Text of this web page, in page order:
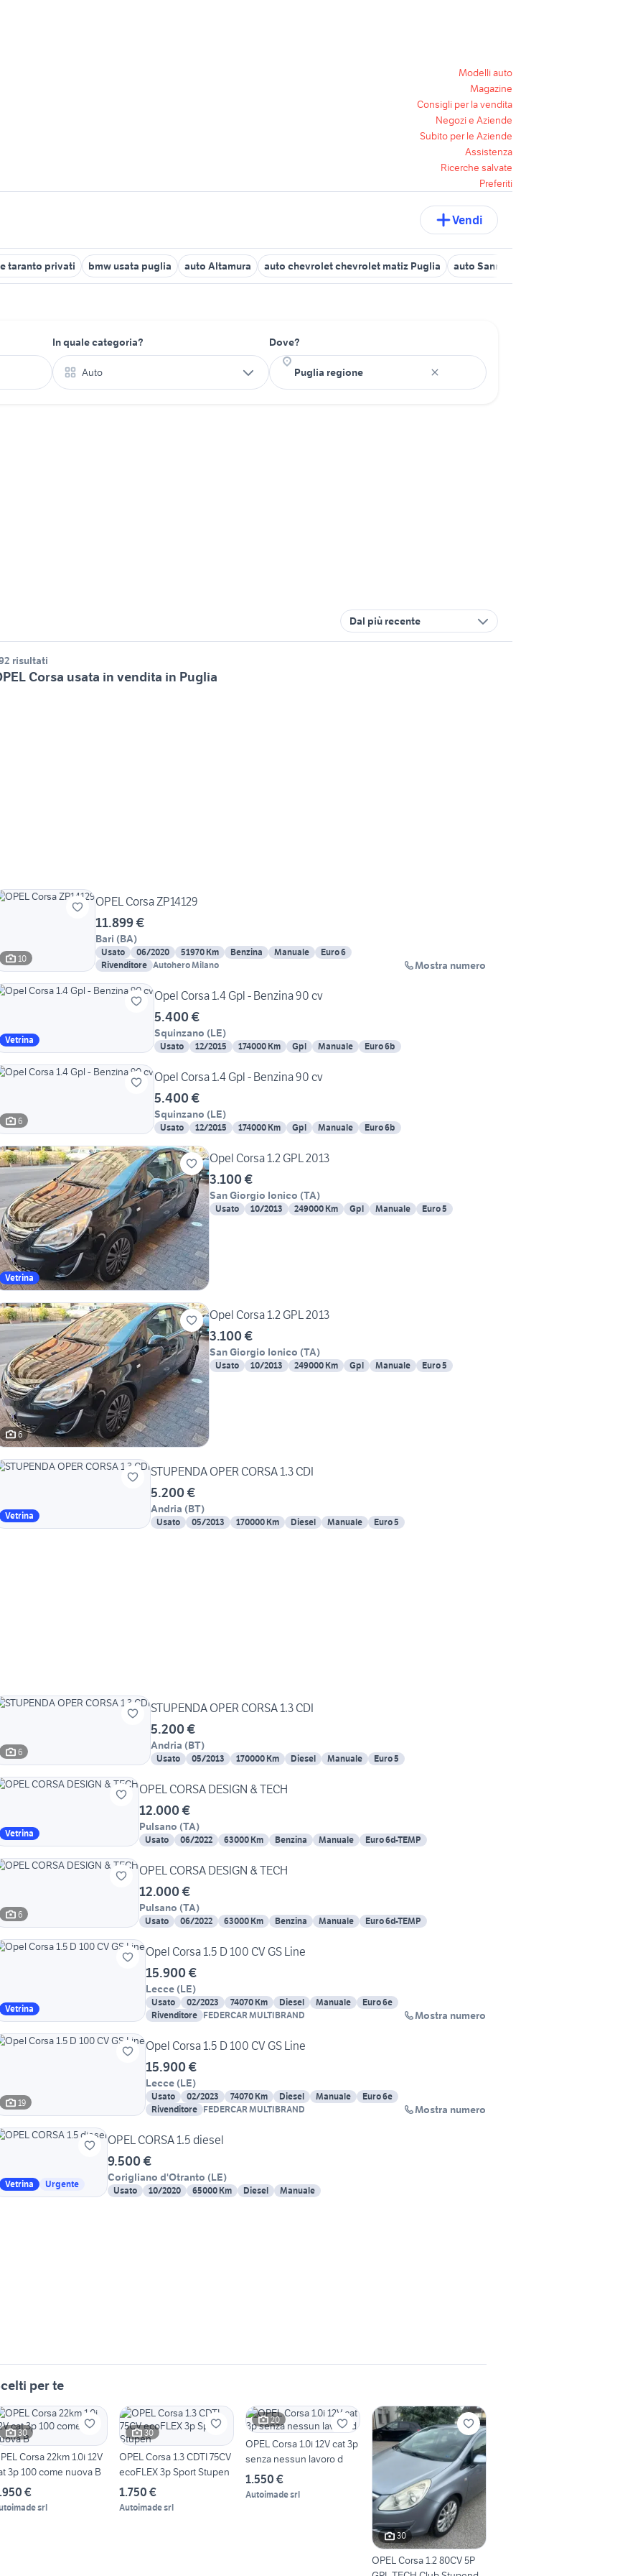
Modelli auto
Magazine
Consigli per la vendita
Negozi e Aziende
Subito per le Aziende
Assistenza
Ricerche salvate
Preferiti
Vendi
taranto privati bmw usata puglia auto Altamura auto chevrolet chevrolet matiz Puglia auto Sannicandro di Bari
In quale categoria?
Auto
Dove?
Dal più recente
risultati
Corsa usata in vendita in Puglia
10
OPEL Corsa ZP14129
11.899 €
Bari (BA)
Usato 06/2020 51970 Km Benzina Manuale
Euro 6
Rivenditore Autohero Milano Mostra numero
Vetrina
Opel Corsa 1.4 Gpl - Benzina 90 cv
5.400 €
Squinzano (LE)
Usato 12/2015 174000 Km Gpl Manuale Euro 6b
6
Opel Corsa 1.4 Gpl - Benzina 90 cv
5.400 €
Squinzano (LE)
Usato 12/2015 174000 Km Gpl Manuale Euro 6b
Vetrina
Opel Corsa 1.2 GPL 2013
3.100 €
San Giorgio Ionico (TA)
Usato 10/2013 249000 Km Gpl Manuale Euro 5
6
Opel Corsa 1.2 GPL 2013
3.100 €
San Giorgio Ionico (TA)
Usato 10/2013 249000 Km Gpl Manuale Euro 5
Vetrina
STUPENDA OPER CORSA 1.3 CDI
5.200 €
Andria (BT)
Usato 05/2013 170000 Km Diesel Manuale Euro 5
6
STUPENDA OPER CORSA 1.3 CDI
5.200 €
Andria (BT)
Usato 05/2013 170000 Km Diesel Manuale Euro 5
Vetrina
OPEL CORSA DESIGN & TECH
12.000 €
Pulsano (TA)
Usato 06/2022 63000 Km Benzina Manuale Euro 6d-TEMP
6
OPEL CORSA DESIGN & TECH
12.000 €
Pulsano (TA)
Usato 06/2022 63000 Km Benzina Manuale Euro 6d-TEMP
Vetrina
Opel Corsa 1.5 D 100 CV GS Line
15.900 €
Lecce (LE)
Usato 02/2023 74070 Km Diesel Manuale
Euro 6e
Rivenditore FEDERCAR MULTIBRAND Mostra numero
19
Opel Corsa 1.5 D 100 CV GS Line
15.900 €
Lecce (LE)
Usato 02/2023 74070 Km Diesel Manuale
Euro 6e
Rivenditore FEDERCAR MULTIBRAND Mostra numero
Vetrina Urgente
OPEL CORSA 1.5 diesel
9.500 €
Corigliano d'Otranto (LE)
Usato 10/2020 65000 Km Diesel Manuale
per te
30
Corsa 22km 1.0i 12V
3p 100 come nuova B
€
srl
30
OPEL Corsa 1.3 CDTI 75CV
ecoFLEX 3p Sport Stupen
1.750 €
Autoimade srl
20
OPEL Corsa 1.0i 12V cat 3p
senza nessun lavoro d
1.550 €
Autoimade srl
30
OPEL Corsa 1.2 80CV 5P